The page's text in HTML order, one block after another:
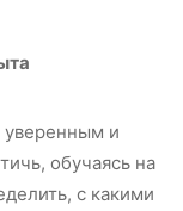
уверенным и
обучаясь на
с какими